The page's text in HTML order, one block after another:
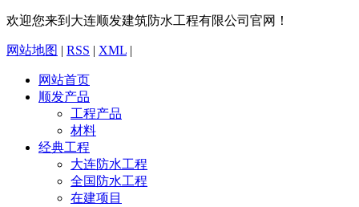
欢迎您来到大连顺发建筑防水工程有限公司官网！
网站地图 | RSS | XML |
网站首页
顺发产品
工程产品
材料
经典工程
大连防水工程
全国防水工程
在建项目